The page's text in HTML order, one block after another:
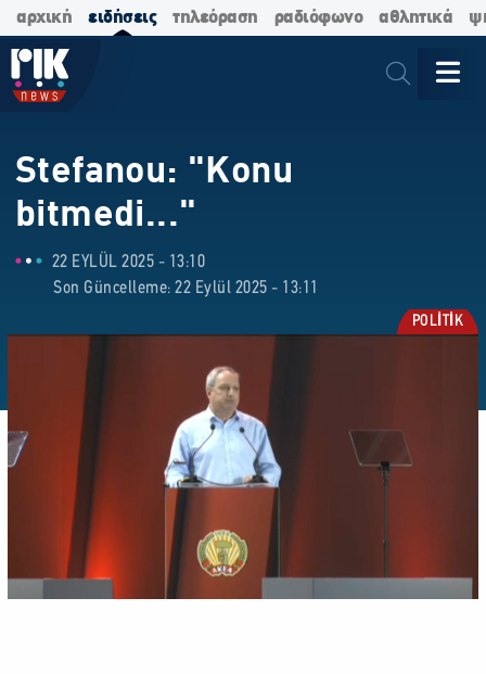
αρχική ειδήσεις τηλεόραση ραδιόφωνο αθλητικά
Stefanou: "Konu
bitmedi..."
22 EYLÜL 2025 - 13:10
Son Güncelleme: 22 Eylül 2025 - 13:11
POLİTİK